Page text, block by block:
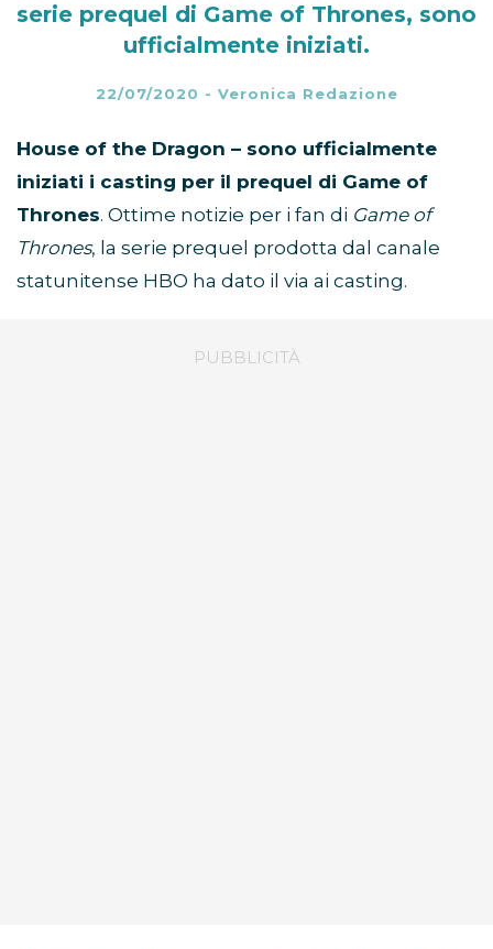
serie prequel di Game of Thrones, sono
ufficialmente iniziati.
22/07/2020 - Veronica Redazione
House of the Dragon – sono ufficialmente
iniziati i casting per il prequel di Game of
Thrones. Ottime notizie per i fan di Game of
Thrones, la serie prequel prodotta dal canale
statunitense HBO ha dato il via ai casting.